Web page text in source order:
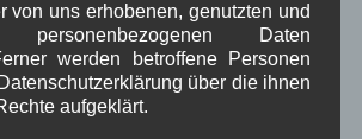
sowie Brotzeiten an.
Markt
von uns erhobenen, genutzten und
personenbezogenen Daten
werden betroffene Personen
über die ihnen
aufgeklärt.